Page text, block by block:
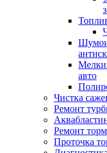
авто
Чистка
Ремонт
Ремонт
Проточка